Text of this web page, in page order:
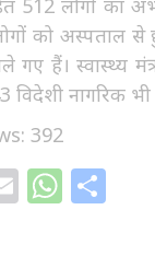
512 लोगों का
को अस्पताल से
हैं। स्वास्थ्य
नागरिक भी
392
Email